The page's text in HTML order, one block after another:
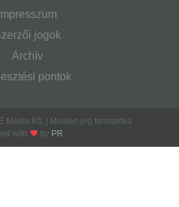
Impresszum
jogok
Archív
pontok
Média Kft. | Minden jog fenntartva
with
by PR